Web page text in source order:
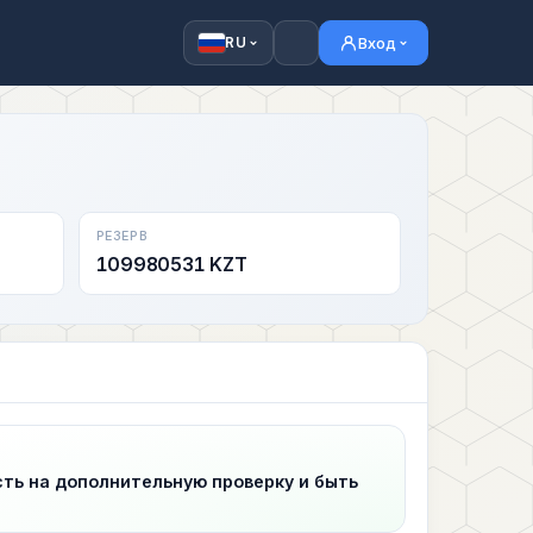
RU Вход
РЕЗЕРВ
109980531 KZT
на дополнительную проверку и быть